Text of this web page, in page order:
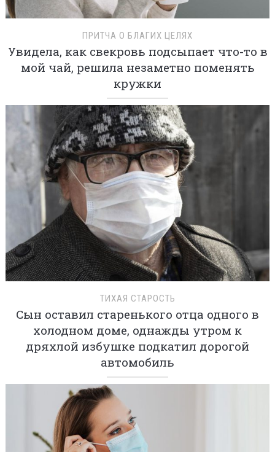
ПРИТЧА О БЛАГИХ ЦЕЛЯХ
Увидела, как свекровь подсыпает что-то в
мой чай, решила незаметно поменять
кружки
ТИХАЯ СТАРОСТЬ
Сын оставил старенького отца одного в
холодном доме, однажды утром к
дряхлой избушке подкатил дорогой
автомобиль